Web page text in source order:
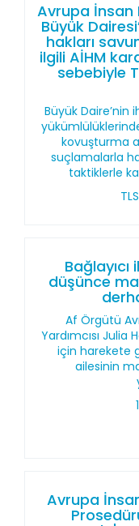
Avrupa İnsan
Büyük
hakları
ilgili AİHM
sebebiyle
Büyük Daire’nin
kovuşturma
suçlamalarla
taktiklerle
Bağlayıcı
düşünce
Af Örgütü
Yardımcısı Julia
için harekete
ailesinin
Avrupa